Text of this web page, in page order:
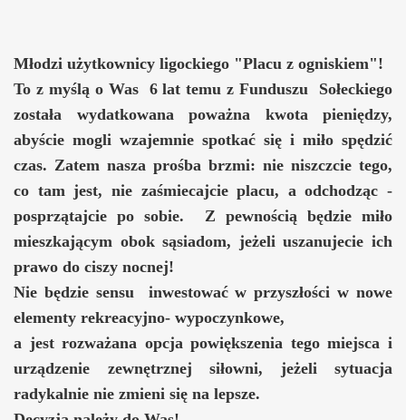
Młodzi użytkownicy ligockiego "Placu z ogniskiem"!
To z myślą o Was 6 lat temu z Funduszu Sołeckiego
została wydatkowana poważna kwota pieniędzy,
abyście mogli wzajemnie spotkać się i miło spędzić
czas. Zatem nasza prośba brzmi: nie niszczcie tego,
co tam jest, nie zaśmiecajcie placu, a odchodząc -
posprzątajcie po sobie. Z pewnością będzie miło
mieszkającym obok sąsiadom, jeżeli uszanujecie ich
prawo do ciszy nocnej!
Nie będzie sensu inwestować w przyszłości w nowe
elementy rekreacyjno- wypoczynkowe,
a jest rozważana opcja powiększenia tego miejsca i
urządzenie zewnętrznej siłowni, jeżeli sytuacja
radykalnie nie zmieni się na lepsze.